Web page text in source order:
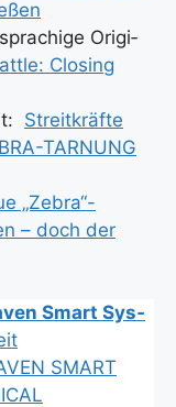
Ori­gi­
Clo­sing
Streit­kräf­te
TARNUNG
„Zebra“-
– doch der
Smart Sys­
SMART